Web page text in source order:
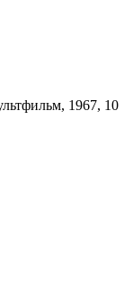
1967, 10